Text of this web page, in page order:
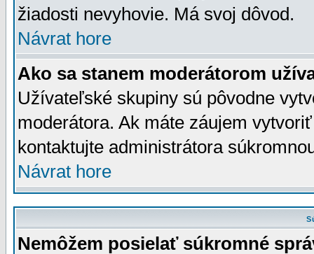
žiadosti nevyhovie. Má svoj dôvod.
Návrat hore
Ako sa stanem moderátorom
Užívateľské skupiny sú pôvodne
moderátora. Ak máte záujem
kontaktujte administrátora
Návrat hore
Nemôžem posielať súkromné